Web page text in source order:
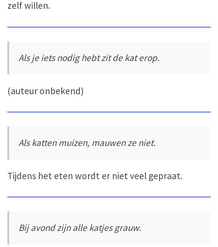
zelf willen.
Als je iets nodig hebt zit de kat erop.
(auteur onbekend)
Als katten muizen, mauwen ze niet.
Tijdens het eten wordt er niet veel gepraat.
Bij avond zijn alle katjes grauw.